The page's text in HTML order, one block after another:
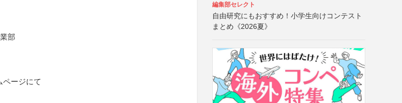
部
ページにて
編集部セレクト
自由研究にもおすすめ！小学生向けコンテスト
まとめ《2026夏》